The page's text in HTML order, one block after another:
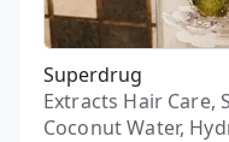
Superdrug
Extracts Hair Care,
Coconut Water,